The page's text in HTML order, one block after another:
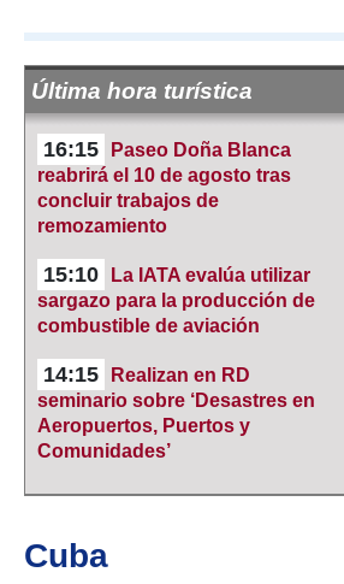
Última hora turística
16:15
Paseo Doña Blanca
reabrirá el 10 de agosto tras
concluir trabajos de
remozamiento
15:10
La IATA evalúa utilizar
sargazo para la producción de
combustible de aviación
14:15
Realizan en RD
seminario sobre ‘Desastres en
Aeropuertos, Puertos y
Comunidades’
Cuba